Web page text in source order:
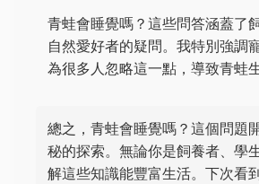
青蛙會睡覺嗎？這些問答涵蓋了
自然愛好者的疑問。我特別強調
為很多人忽略這一點，導致青蛙生
總之，青蛙會睡覺嗎？這個問題
秘的探索。無論你是飼養者、學
解這些知識能豐富生活。下次看